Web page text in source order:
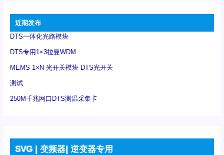
近期发布
DTS一体化光路模块
DTS专用1×3拉曼WDM
MEMS 1×N 光开关模块 DTS光开关
测试
250M千兆网口DTS测温采集卡
SVG | 变频器| 逆变器专用